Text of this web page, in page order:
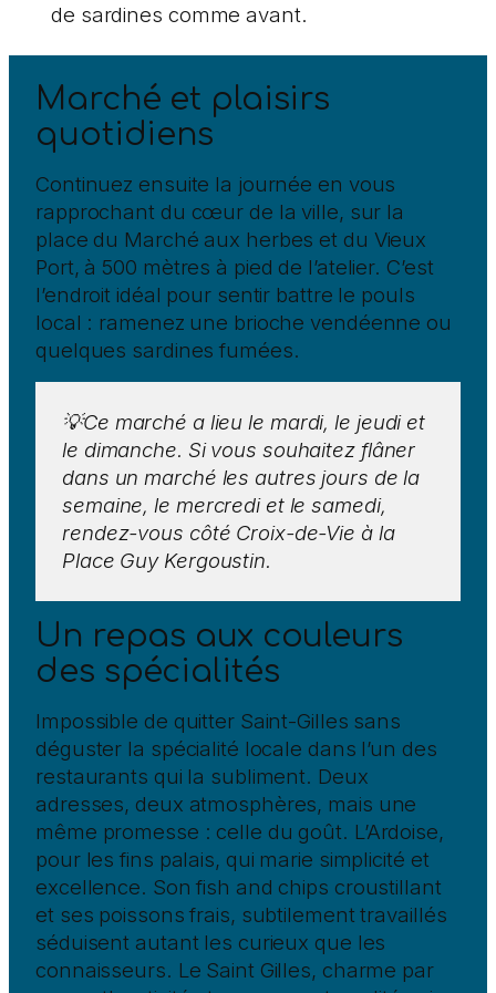
de sardines comme avant.
Marché et plaisirs
quotidiens
Continuez ensuite la journée en vous
rapprochant du cœur de la ville, sur la
place du Marché aux herbes et du Vieux
Port, à 500 mètres à pied de l’atelier. C’est
l’endroit idéal pour sentir battre le pouls
local : ramenez une brioche vendéenne ou
quelques sardines fumées.
💡Ce marché a lieu le mardi, le jeudi et
le dimanche. Si vous souhaitez flâner
dans un marché les autres jours de la
semaine, le mercredi et le samedi,
rendez-vous côté Croix-de-Vie à la
Place Guy Kergoustin.
Un repas aux couleurs
des spécialités
Impossible de quitter Saint-Gilles sans
déguster la spécialité locale dans l’un des
restaurants qui la subliment. Deux
adresses, deux atmosphères, mais une
même promesse : celle du goût. L’Ardoise,
pour les fins palais, qui marie simplicité et
excellence. Son fish and chips croustillant
et ses poissons frais, subtilement travaillés
séduisent autant les curieux que les
connaisseurs. Le Saint Gilles, charme par